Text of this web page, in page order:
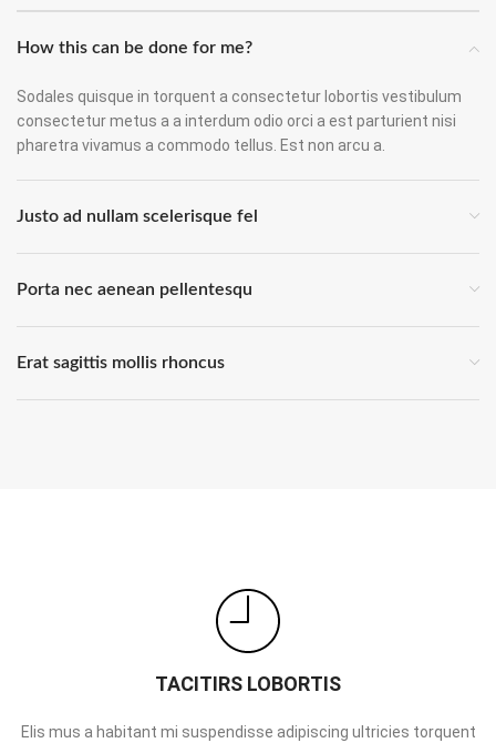
How this can be done for me?
Sodales quisque in torquent a consectetur lobortis vestibulum
consectetur metus a a interdum odio orci a est parturient nisi
pharetra vivamus a commodo tellus. Est non arcu a.
Justo ad nullam scelerisque fel
Porta nec aenean pellentesqu
Erat sagittis mollis rhoncus
TACITIRS LOBORTIS
Elis mus a habitant mi suspendisse adipiscing ultricies torquent